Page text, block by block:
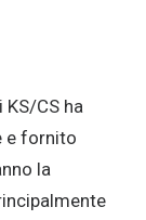
CS ha
e fornito
la